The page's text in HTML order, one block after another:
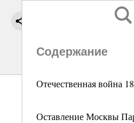
Содержание
Отечественная война
Оставление Москвы